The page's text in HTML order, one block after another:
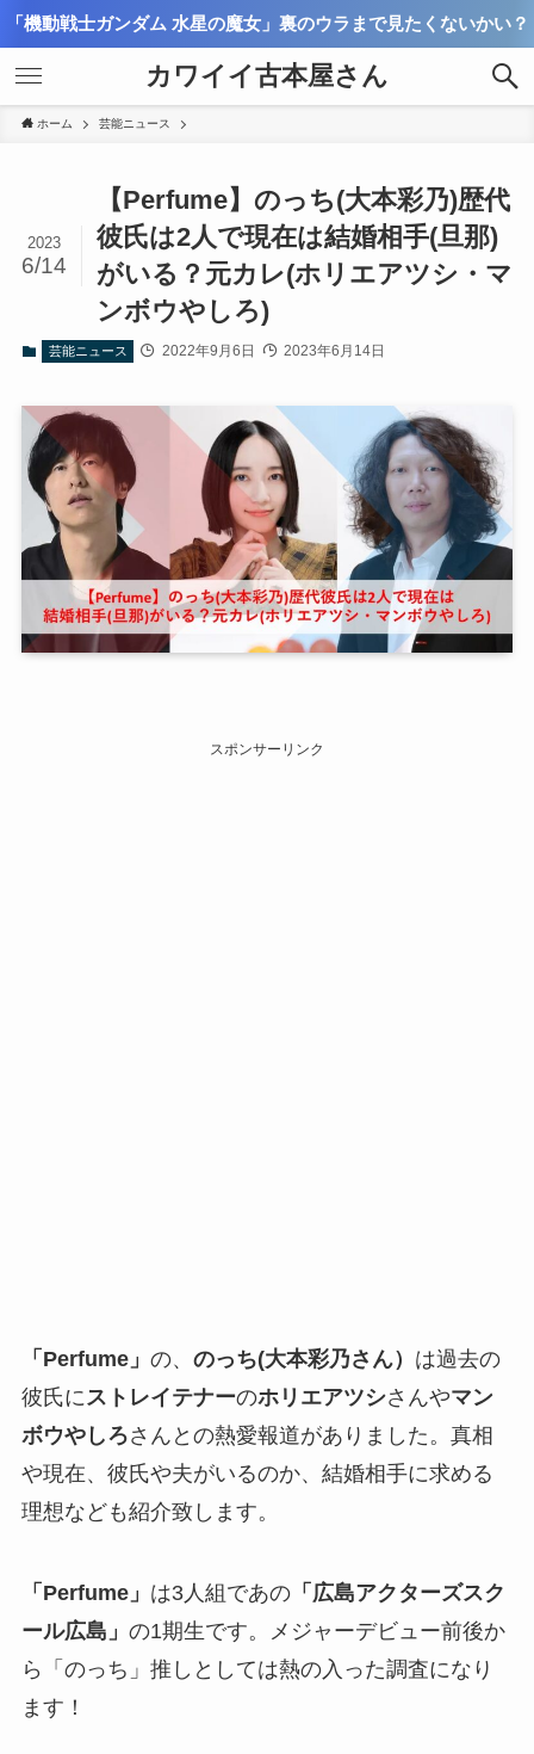
「機動戦士ガンダム 水星の魔女」裏のウラまで見たくないかい？
カワイイ古本屋さん
ホーム 芸能ニュース
【Perfume】のっち(大本彩乃)歴代
彼氏は2人で現在は結婚相手(旦那)
がいる？元カレ(ホリエアツシ・マ
ンボウやしろ)
2023
6/14
芸能ニュース 2022年9月6日 2023年6月14日
スポンサーリンク
「Perfume」 の、 のっち(大本彩乃さん） は過去の
彼氏にストレイテナーのホリエアツシさんやマン
ボウやしろさんとの熱愛報道がありました。真相
や現在、彼氏や夫がいるのか、結婚相手に求める
理想なども紹介致します。
「Perfume」 は3人組であの「広島アクターズスク
ール広島」 の1期生です。メジャーデビュー前後か
ら「のっち」推しとしては熱の入った調査になり
ます！